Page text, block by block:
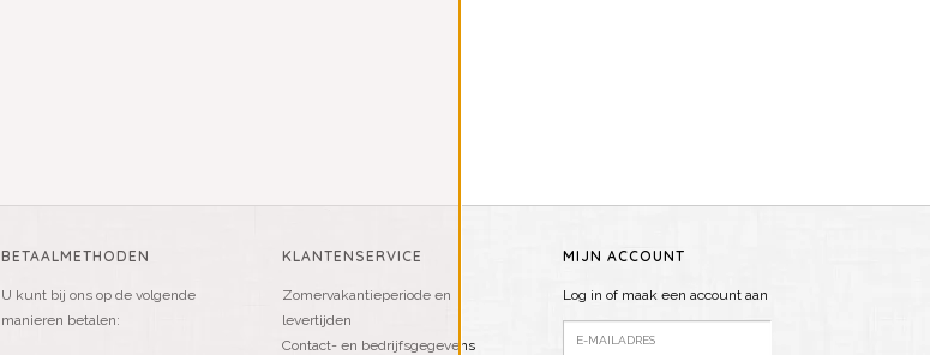
BETAALMETHODEN
U kunt bij ons op de volgende
manieren betalen:
KLANTENSERVICE
Zomervakantieperiode en
levertijden
Contact- en bedrijfsgegevens
MIJN ACCOUNT
Log in of maak een account aan